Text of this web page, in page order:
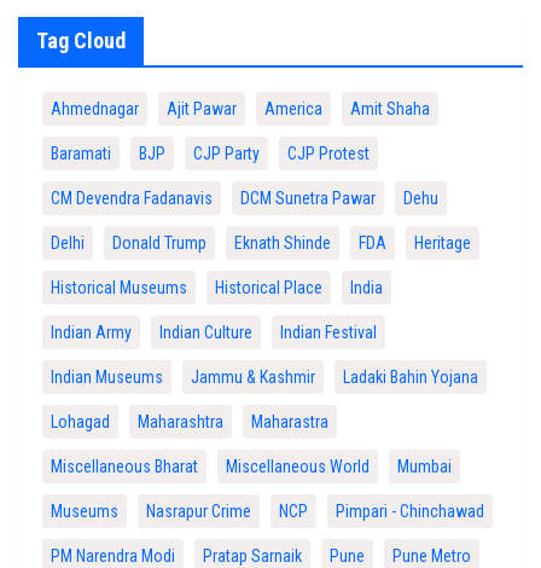
Tag Cloud
Ahmednagar Ajit Pawar America Amit Shaha
Baramati BJP CJP Party CJP Protest
CM Devendra Fadanavis DCM Sunetra Pawar Dehu
Delhi Donald Trump Eknath Shinde FDA Heritage
Historical Museums Historical Place India
Indian Army Indian Culture Indian Festival
Indian Museums Jammu & Kashmir Ladaki Bahin Yojana
Lohagad Maharashtra Maharastra
Miscellaneous Bharat Miscellaneous World Mumbai
Museums Nasrapur Crime NCP Pimpari - Chinchawad
PM Narendra Modi Pratap Sarnaik Pune Pune Metro